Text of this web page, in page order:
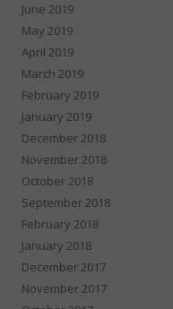
June 2019
May 2019
April 2019
March 2019
February 2019
January 2019
December 2018
November 2018
October 2018
September 2018
February 2018
January 2018
December 2017
November 2017